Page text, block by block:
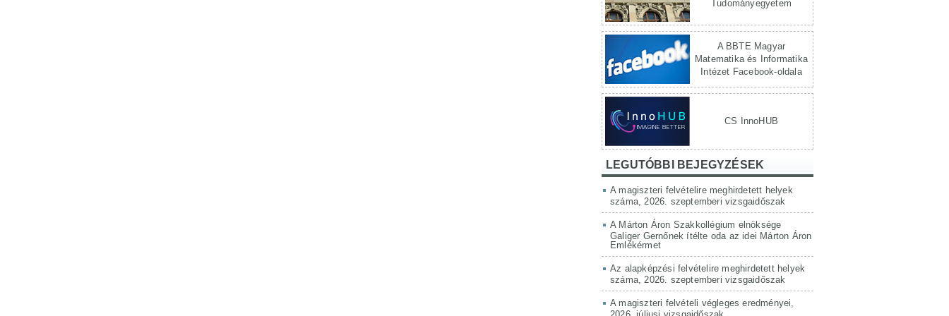
Tudományegyetem
A BBTE Magyar
Matematika és Informatika
Intézet Facebook-oldala
CS InnoHUB
LEGUTÓBBI BEJEGYZÉSEK
A magiszteri felvételire meghirdetett helyek
száma, 2026. szeptemberi vizsgaidőszak
A Márton Áron Szakkollégium elnöksége
Galiger Gernőnek ítélte oda az idei Márton Áron
Emlékérmet
Az alapképzési felvételire meghirdetett helyek
száma, 2026. szeptemberi vizsgaidőszak
A magiszteri felvételi végleges eredményei,